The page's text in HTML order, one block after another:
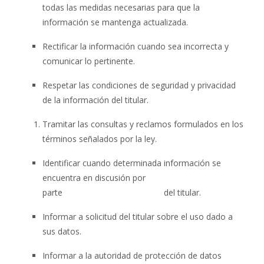
todas las medidas necesarias para que la
información se mantenga actualizada.
Rectificar la información cuando sea incorrecta y
comunicar lo pertinente.
Respetar las condiciones de seguridad y privacidad
de la información del titular.
Tramitar las consultas y reclamos formulados en los
términos señalados por la ley.
Identificar cuando determinada información se
encuentra en discusión por
parte del titular.
Informar a solicitud del titular sobre el uso dado a
sus datos.
Informar a la autoridad de protección de datos